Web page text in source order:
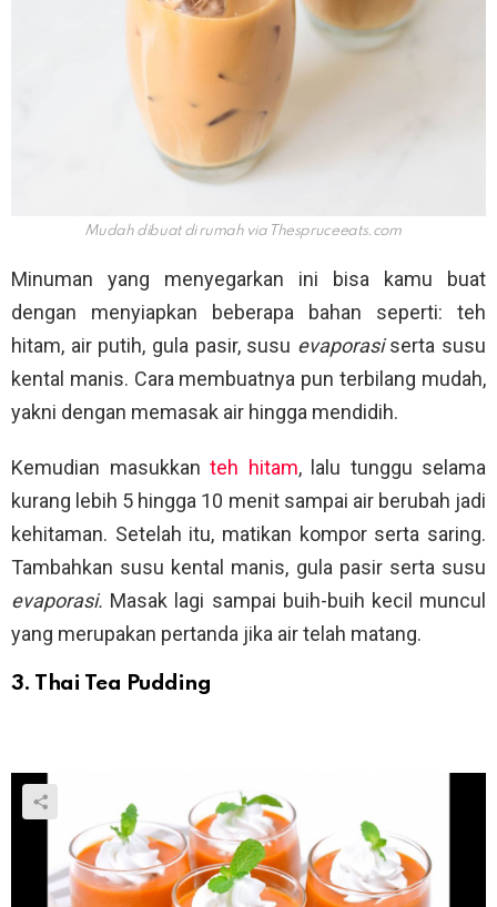
Mudah dibuat di rumah viaThespruceeats.com
Minuman yang menyegarkan ini bisa kamu buat
dengan menyiapkan beberapa bahan seperti: teh
hitam, air putih, gula pasir, susu evaporasiserta susu
kental manis. Cara membuatnya pun terbilang mudah,
yakni dengan memasak air hingga mendidih.
Kemudian masukkan teh hitam, lalu tunggu selama
kurang lebih 5 hingga 10 menit sampai air berubah jadi
kehitaman. Setelah itu, matikan kompor serta saring.
Tambahkan susu kental manis, gula pasir serta susu
evaporasi. Masak lagi sampai buih-buih kecil muncul
yang merupakan pertanda jika air telah matang.
3. Thai Tea Pudding